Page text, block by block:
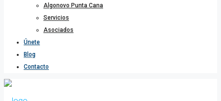
Algonovo Punta Cana
Servicios
Asociados
Únete
Blog
Contacto